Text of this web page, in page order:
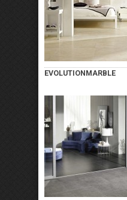
EVOLUTIONMARBLE